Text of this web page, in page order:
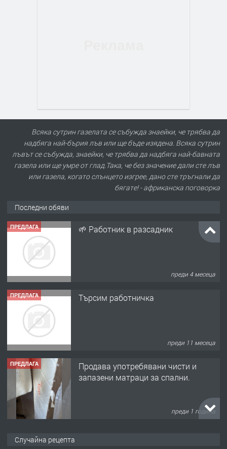
Всяка сутрин газелата се събужда знаейки, че трябва да
надбяга най-бърия лъв или ще бъде изядена. Всяка сутрин
лъвът се събужда, знаейки, че трябва да надбяга най-бавната
газела или ще умре от глад.Така, че без значение дали сте лъв
или газела, когато слънцето изгрее, дано сте тръгнали да
бягате! - африканска поговорка
Последни обяви
ПРЕДЛАГА 🌱 Работник в разсадник
преди 4 месеца
ПРЕДЛАГА Търсим работничка
преди 11 месеца
ПРЕДЛАГА
Продава употребявани чисти и
запазени матраци за спални.
преди 1 година
Случайна рецепта